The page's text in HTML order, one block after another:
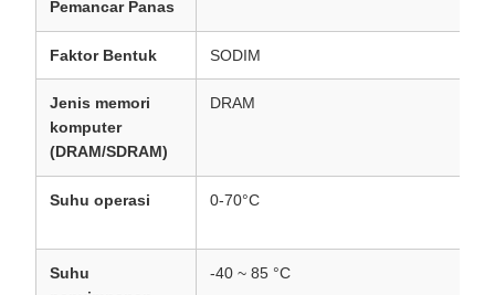
Pemancar Panas
Faktor Bentuk SODIM
Jenis memori
komputer
(DRAM/SDRAM)
DRAM
Suhu operasi 0-70°C
Suhu
-40 ~ 85 °C